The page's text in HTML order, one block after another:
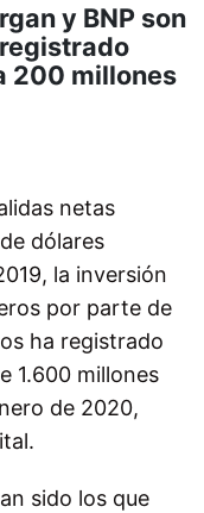
y BNP son
200 millones
netas
dólares
la inversión
por parte de
ha registrado
1.600 millones
de 2020,
sido los que